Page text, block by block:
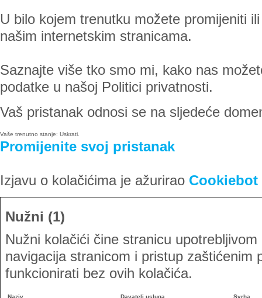
U bilo kojem trenutku možete promijeniti
našim internetskim stranicama.
Saznajte više tko smo mi, kako nas
podatke u našoj Politici privatnosti.
Vaš pristanak odnosi se na sljedeće
Vaše trenutno stanje: Uskrati.
Promijenite svoj ​​pristanak
Izjavu o kolačićima je ažurirao Cookiebot
Nužni (1)
Nužni kolačići čine stranicu
navigacija stranicom i pristup zaštićenim
funkcionirati bez ovih kolačića.
Naziv Davatelj usluga Svrha